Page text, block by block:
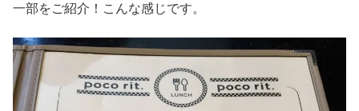
一部をご紹介！こんな感じです。